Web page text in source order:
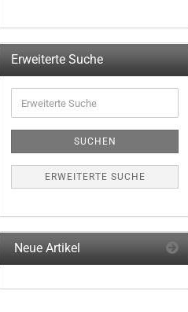
Erweiterte Suche
Suche
SUCHEN
ERWEITERTE SUCHE
Neue Artikel